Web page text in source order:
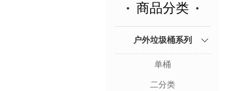
商品分类
户外垃圾桶系列
单桶
二分类